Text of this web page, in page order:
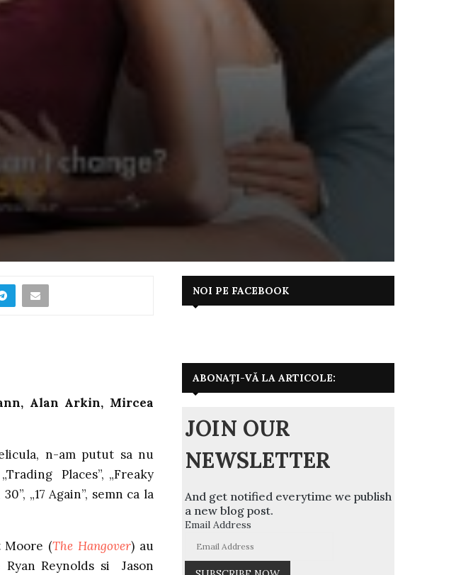
Alan Arkin, Mircea
n-am putut sa nu
Places”, „Freaky
„17 Again”, semn ca la
Moore (The Hangover) au
Reynolds si Jason
NOI PE FACEBOOK
ABONAȚI-VĂ LA ARTICOLE:
JOIN OUR
NEWSLETTER
And get notified everytime we publish
a new blog post.
Email Address